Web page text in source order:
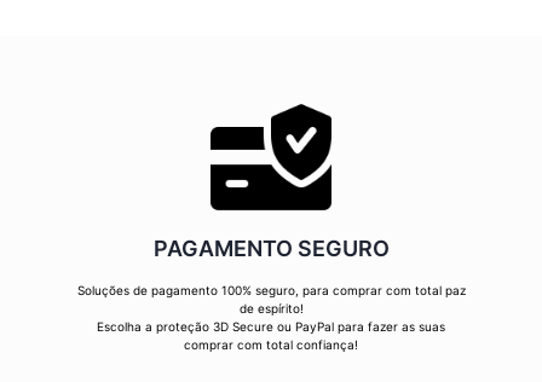
PAGAMENTO SEGURO
Soluções de pagamento 100% seguro, para comprar com total paz
de espírito!
Escolha a proteção 3D Secure ou PayPal para fazer as suas
comprar com total confiança!